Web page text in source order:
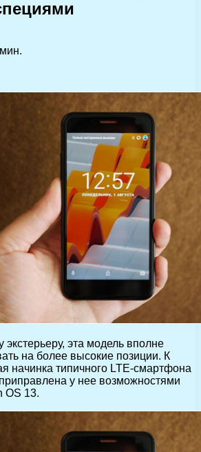
экстерьеру, эта модель вполне
на более высокие позиции. К
начинка типичного LTE-смартфона
у нее возможностями
OS 13.